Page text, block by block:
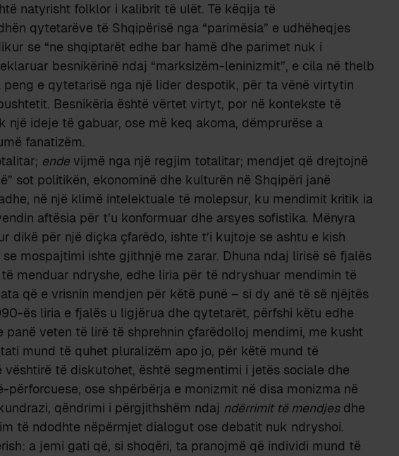
natyrisht folklor i kalibrit të ulët. Të këqija të
qytetarëve të Shqipërisë nga “parimësia” e udhëheqjes
se “ne shqiptarët edhe bar hamë dhe parimet nuk i
besnikërinë ndaj “marksizëm-leninizmit”, e cila në thelb
e qytetarisë nga një lider despotik, për ta vënë virtytin
Besnikëria është vërtet virtyt, por në kontekste të
një ideje të gabuar, ose më keq akoma, dëmprurëse a
fanatizëm.
ende vijmë nga një regjim totalitar; mendjet që drejtojnë
sot politikën, ekonominë dhe kulturën në Shqipëri janë
në një klimë intelektuale të molepsur, ku mendimit kritik ia
aftësia për t’u konformuar dhe arsyes sofistika. Mënyra
dikë për një diçka çfarëdo, ishte t’i kujtoje se ashtu e kish
mospajtimi ishte gjithnjë me zarar. Dhuna ndaj lirisë së fjalës
menduar ndryshe, edhe liria për të ndryshuar mendimin të
që e vrisnin mendjen për këtë punë – si dy anë të së njëjtës
ës liria e fjalës u ligjërua dhe qytetarët, përfshi këtu edhe
panë veten të lirë të shprehnin çfarëdolloj mendimi, me kusht
mund të quhet pluralizëm apo jo, për këtë mund të
vështirë të diskutohet, është segmentimi i jetës sociale dhe
përforcuese, ose shpërbërja e monizmit në disa monizma në
qëndrimi i përgjithshëm ndaj ndërrimit të mendjesdhe
të ndodhte nëpërmjet dialogut ose debatit nuk ndryshoi.
a jemi gati që, si shoqëri, ta pranojmë që individi mund të